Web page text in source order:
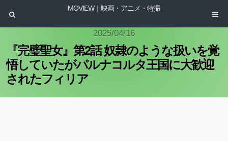
MOVIEW｜映画・アニメ・特撮
2025/04/16
『完璧聖女』第2話 奴隷のような扱いを覚
悟していたがパルナコルタ王国に大歓迎
されたフィリア